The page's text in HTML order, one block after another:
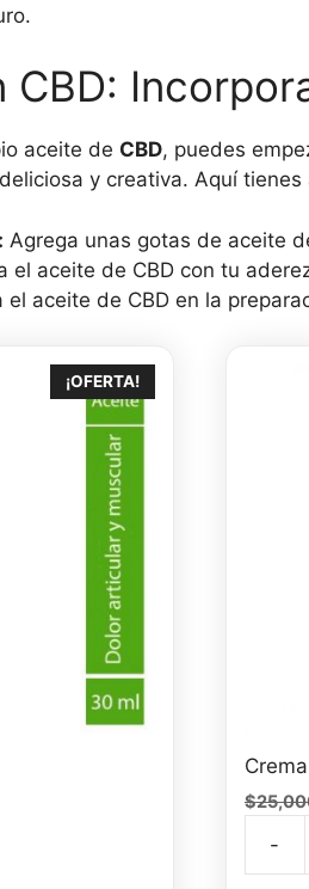
CBD:
aceite de CBD, puedes
y creativa. Aquí tienes
Agrega unas gotas de aceite
el aceite de CBD con tu
el aceite de CBD en la
¡OFERTA!
$
-